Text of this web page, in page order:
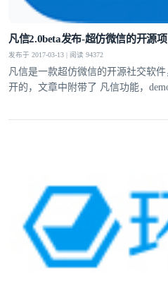
凡信2.0beta发布-超仿微信的开源
发布于 2017-03-13 | 阅读 94372
凡信是一款超仿微信的开源社交软
开的，文章中附带了 凡信功能，
登录客